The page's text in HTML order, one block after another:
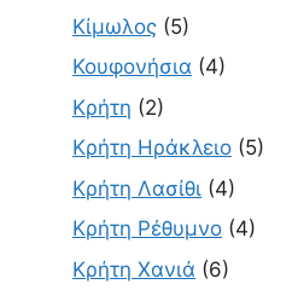
Κίμωλος (5)
Κουφονήσια (4)
Κρήτη (2)
Κρήτη Ηράκλειο (5)
Κρήτη Λασίθι (4)
Κρήτη Ρέθυμνο (4)
Κρήτη Χανιά (6)